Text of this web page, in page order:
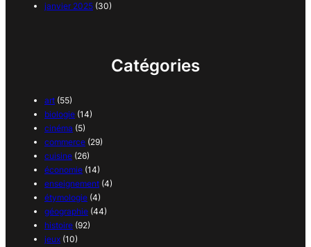
janvier 2025 (30)
Catégories
art (55)
biologie (14)
cinéma (5)
commerce (29)
cuisine (26)
économie (14)
enseignement (4)
étymologie (4)
géographie (44)
histoire (92)
jeux (10)